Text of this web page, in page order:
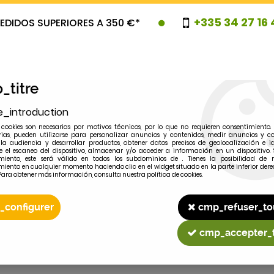
SUPERIORES A 350 €* +335 34 27 16
PROMOCIONES
MODELO
son necesarias por motivos técnicos, por lo que no requieren consentimiento.
pueden utilizarse para personalizar anuncios y contenidos, medir anuncios y
audiencia y desarrollar productos, obtener datos precisos de geolocalización e
el escaneo del dispositivo, almacenar y/o acceder a información en un dispositivo.
este será válido en todos los subdominios de . Tienes la posibilidad de
en cualquier momento haciendo clic en el widget situado en la parte inferior
obtener más información, consulta nuestra política de cookies.